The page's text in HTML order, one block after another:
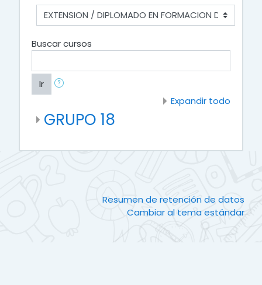
Buscar cursos
Ir
Expandir todo
GRUPO 18
Resumen de retención de datos
Cambiar al tema estándar